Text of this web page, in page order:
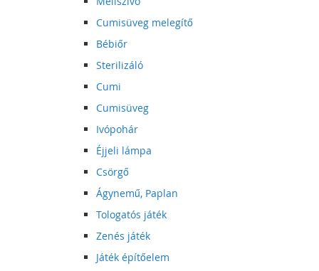
Cumisüveg melegítő
Bébiőr
Sterilizáló
Cumi
Cumisüveg
Ivópohár
Éjjeli lámpa
Csörgő
Ágynemű, Paplan
Tologatós játék
Zenés játék
Játék építőelem